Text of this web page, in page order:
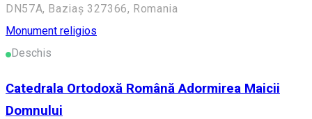
DN57A, Baziaș 327366, Romania
Monument religios
Deschis
Catedrala Ortodoxă Română Adormirea Maicii
Domnului